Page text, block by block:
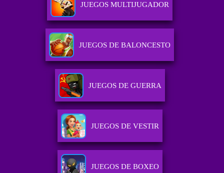
JUEGOS MULTIJUGADOR
JUEGOS DE BALONCESTO
JUEGOS DE GUERRA
JUEGOS DE VESTIR
JUEGOS DE BOXEO